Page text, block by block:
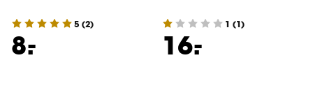
5 (2)
8.
-
1 (1)
16.
-